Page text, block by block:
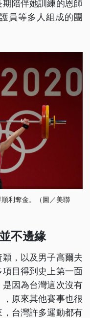
陪伴她訓練的恩師
員等多人組成的團
利奪金。（圖／美聯
不邊緣
，以及男子高爾夫
目得到史上第一面
因為台灣這次沒有
原來其他賽事也很
台灣許多運動都有